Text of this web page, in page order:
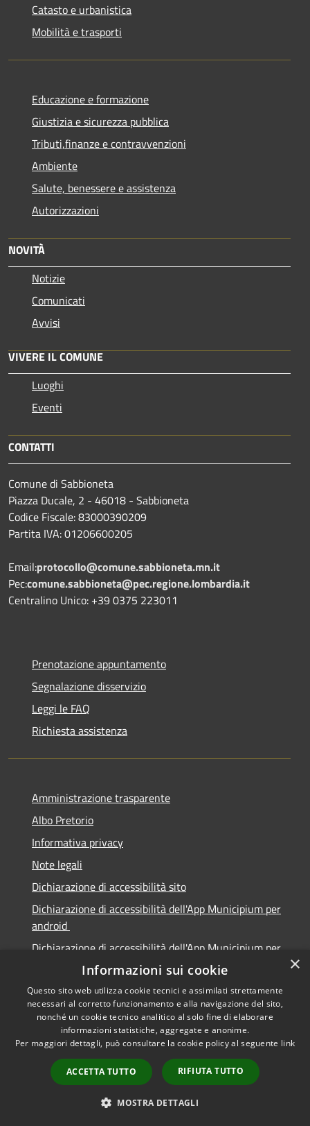
Catasto e urbanistica
Mobilità e trasporti
Educazione e formazione
Giustizia e sicurezza pubblica
Tributi,finanze e contravvenzioni
Ambiente
Salute, benessere e assistenza
Autorizzazioni
NOVITÀ
Notizie
Comunicati
Avvisi
VIVERE IL COMUNE
Luoghi
Eventi
CONTATTI
Comune di Sabbioneta
Piazza Ducale, 2 - 46018 - Sabbioneta
Codice Fiscale: 83000390209
Partita IVA: 01206600205
Email:protocollo@comune.sabbioneta.mn.it
Pec:comune.sabbioneta@pec.regione.lombardia.it
Centralino Unico: +39 0375 223011
Prenotazione appuntamento
Segnalazione disservizio
Leggi le FAQ
Richiesta assistenza
Amministrazione trasparente
Albo Pretorio
Informativa privacy
Note legali
Dichiarazione di accessibilità sito
Dichiarazione di accessibilità dell'App Municipium per
android
Dichiarazione di accessibilità dell'App Municipium per
Accessibilità
Copyright © 2026 • Città di
Sabbioneta • Powered by
Municipium•
Accesso
redazione
×
Informazioni sui cookie
Questo sito web utilizza cookie tecnici e assimilati strettamente
necessari al corretto funzionamento e alla navigazione del sito,
nonché un cookie tecnico analitico al solo fine di elaborare
informazioni statistiche, aggregate e anonime.
Per maggiori dettagli, può consultare la cookie policy al seguente link
ACCETTA TUTTO RIFIUTA TUTTO
MOSTRA DETTAGLI